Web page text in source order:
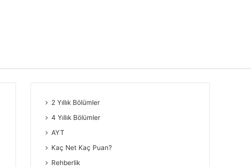
2 Yıllık Bölümler
4 Yıllık Bölümler
AYT
Kaç Net Kaç Puan?
Rehberlik